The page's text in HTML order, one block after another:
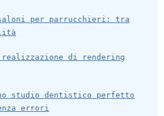
per parrucchieri: tra
di rendering
studio dentistico perfetto
errori